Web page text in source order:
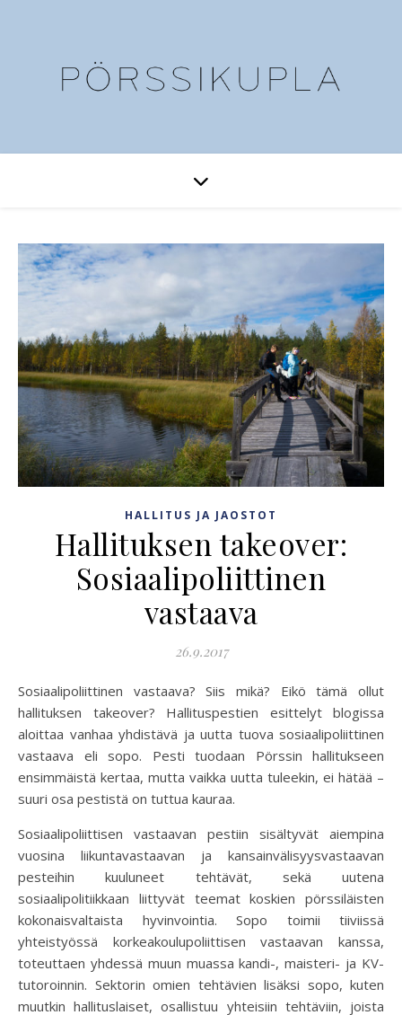
HALLITUS JA JAOSTOT
Hallituksen takeover:
Sosiaalipoliittinen
vastaava
26.9.2017
Sosiaalipoliittinen vastaava? Siis mikä? Eikö tämä ollut
hallituksen takeover? Hallituspestien esittelyt blogissa
aloittaa vanhaa yhdistävä ja uutta tuova sosiaalipoliittinen
vastaava eli sopo. Pesti tuodaan Pörssin hallitukseen
ensimmäistä kertaa, mutta vaikka uutta tuleekin, ei hätää –
suuri osa pestistä on tuttua kauraa.
Sosiaalipoliittisen vastaavan pestiin sisältyvät aiempina
vuosina liikuntavastaavan ja kansainvälisyysvastaavan
pesteihin kuuluneet tehtävät, sekä uutena
sosiaalipolitiikkaan liittyvät teemat koskien pörssiläisten
kokonaisvaltaista hyvinvointia. Sopo toimii tiiviissä
yhteistyössä korkeakoulupoliittisen vastaavan kanssa,
toteuttaen yhdessä muun muassa kandi-, maisteri- ja KV-
tutoroinnin. Sektorin omien tehtävien lisäksi sopo, kuten
muutkin hallituslaiset, osallistuu yhteisiin tehtäviin, joista